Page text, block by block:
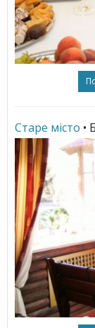
Старе мiсто •